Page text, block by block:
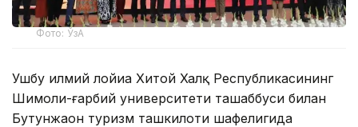
Фото: ЎзА
Ушбу илмий лойиҳа Хитой Халқ Республикасининг
Шимоли-ғарбий университети ташаббуси билан
Бутунжаҳон туризм ташкилоти шафелигида